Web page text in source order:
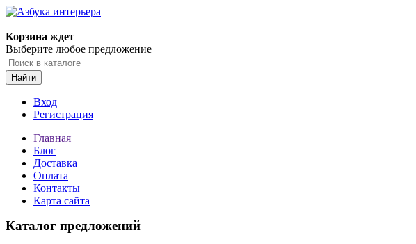
Корзина ждет
Выберите любое предложение
Найти
Вход
Регистрация
Главная
Блог
Доставка
Оплата
Контакты
Карта сайта
Каталог предложений